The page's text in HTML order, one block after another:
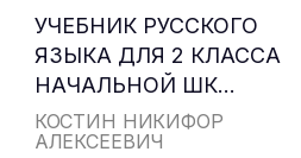
УЧЕБНИК РУССКОГО
ЯЗЫКА ДЛЯ 2 КЛАССА
НАЧАЛЬНОЙ ШК...
КОСТИН НИКИФОР
АЛЕКСЕЕВИЧ